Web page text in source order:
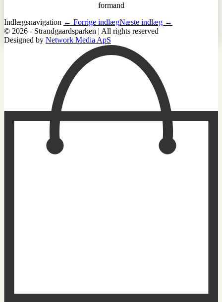
formand
Indlægsnavigation ← Forrige indlægNæste indlæg →
© 2026 - Strandgaardsparken | All rights reserved
Designed by Network Media ApS